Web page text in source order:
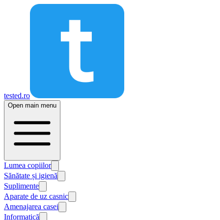
tested.ro
Open main menu
Lumea copiilor
Sănătate și igienă
Suplimente
Aparate de uz casnic
Amenajarea casei
Informatică